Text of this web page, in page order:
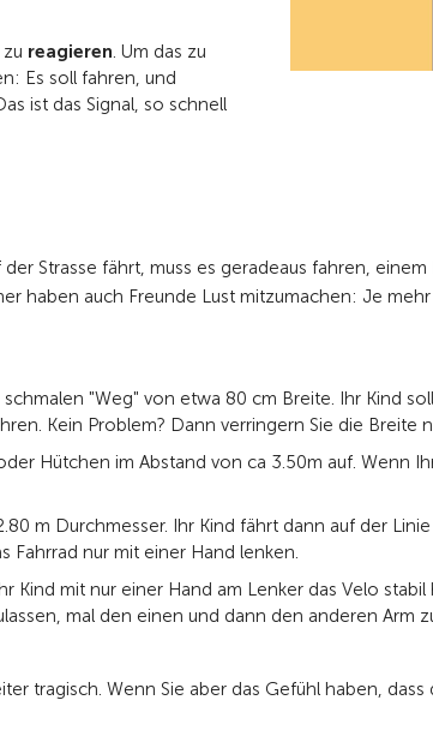
reagieren. Um das zu
Es soll fahren, und
ist das Signal, so schnell
Strasse fährt, muss es geradeaus fahren,
haben auch Freunde Lust mitzumachen: Je
"Weg" von etwa 80 cm Breite. Ihr Kind
Kein Problem? Dann verringern Sie die Breite
Hütchen im Abstand von ca 3.50m auf. Wenn
m Durchmesser. Ihr Kind fährt dann auf der
Fahrrad nur mit einer Hand lenken.
Kind mit nur einer Hand am Lenker das Velo
mal den einen und dann den anderen Arm
tragisch. Wenn Sie aber das Gefühl haben,